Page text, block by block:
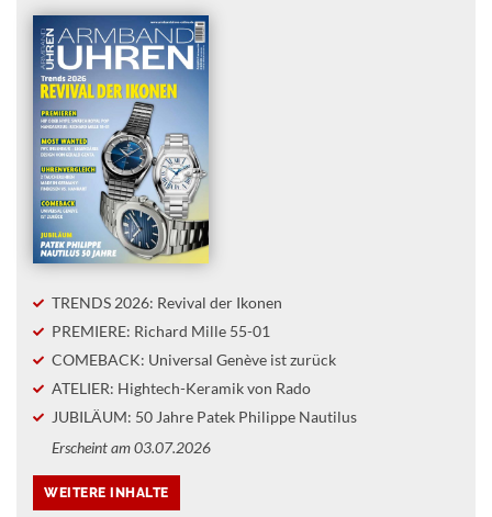
TRENDS 2026: Revival der Ikonen
PREMIERE: Richard Mille 55-01
COMEBACK: Universal Genève ist zurück
ATELIER: Hightech-Keramik von Rado
JUBILÄUM: 50 Jahre Patek Philippe Nautilus
Erscheint am 03.07.2026